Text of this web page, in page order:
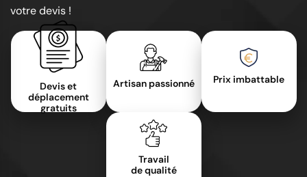
votre devis !
Devis et
déplacement
gratuits
Artisan passionné Prix imbattable
Travail
de qualité